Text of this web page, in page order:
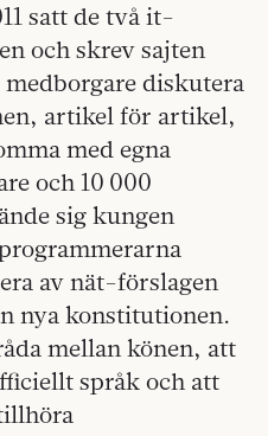
satt de två it-
och skrev sajten
diskutera
artikel för artikel,
med egna
och 10 000
sig kungen
av nät-förslagen
nya konstitutionen.
mellan könen, att
språk och att